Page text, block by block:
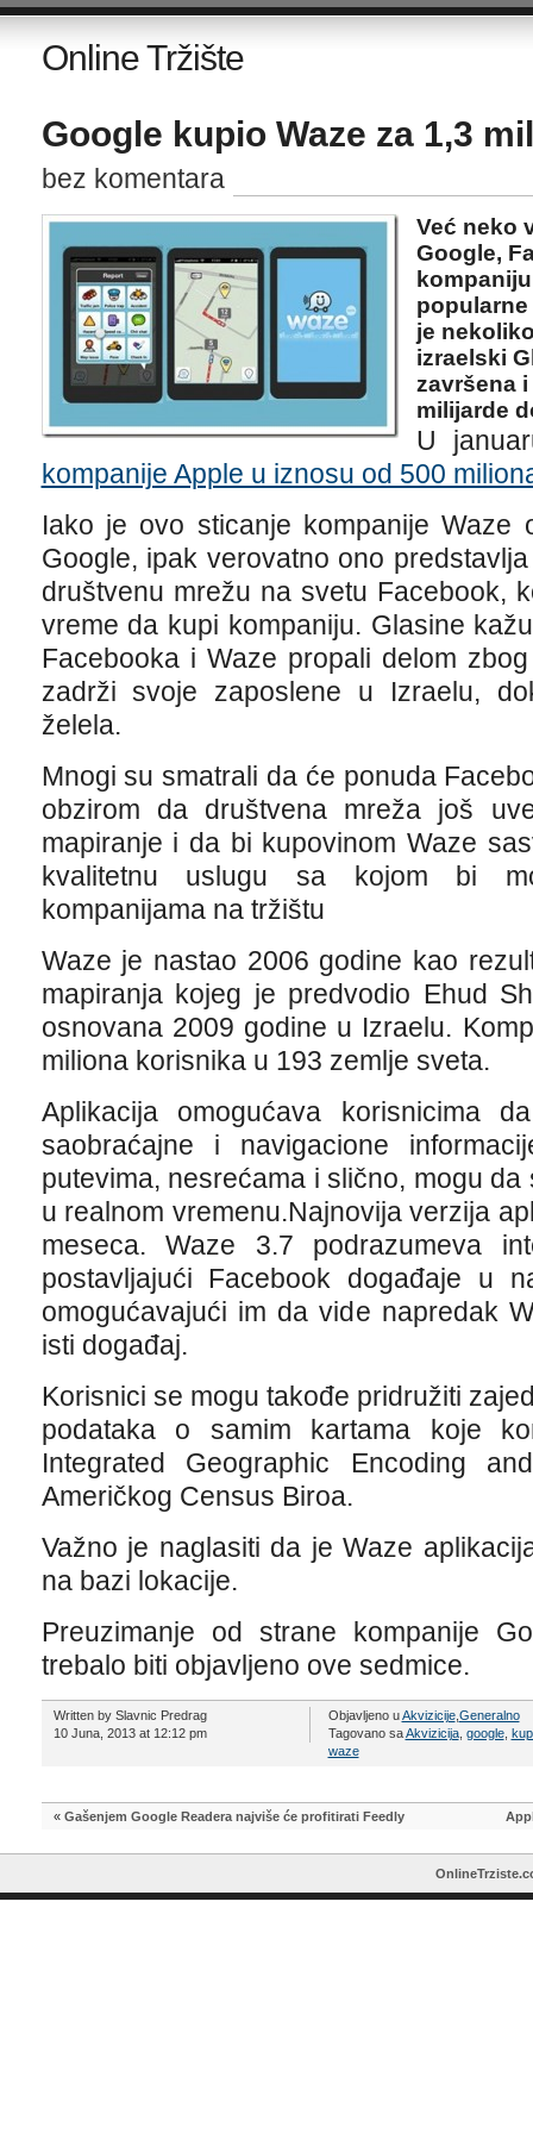
Online Tržište
Google kupio Waze za 1,3
bez komentara
Već neko
Google,
popularne
je
izraelski
završena i
milijarde
U
kompanije Apple u iznosu od 500
Iako je ovo sticanje kompanije Waze
Google, ipak verovatno ono
društvenu mrežu na svetu Facebook,
vreme da kupi kompaniju. Glasine
Facebooka i Waze propali delom
zadrži svoje zaposlene u Izraelu,
želela.
Mnogi su smatrali da će ponuda
obzirom da društvena mreža još
mapiranje i da bi kupovinom Waze
kvalitetnu uslugu sa kojom bi
kompanijama na tržištu
Waze je nastao 2006 godine kao
mapiranja kojeg je predvodio Ehud
osnovana 2009 godine u Izraelu.
miliona korisnika u 193 zemlje sveta.
Aplikacija omogućava korisnicima
saobraćajne i navigacione
putevima, nesrećama i slično, mogu
u realnom vremenu.Najnovija verzija
meseca. Waze 3.7 podrazumeva
postavljajući Facebook događaje u
omogućavajući im da vide napredak
isti događaj.
Korisnici se mogu takođe pridružiti
podataka o samim kartama koje
Integrated Geographic Encoding
Američkog Census Biroa.
Važno je naglasiti da je Waze
na bazi lokacije.
Preuzimanje od strane kompanije
trebalo biti objavljeno ove sedmice.
Written by Slavnic Predrag
10 Juna, 2013 at 12:12 pm
Objavljeno uAkvizicije, Generalno
Tagovano saAkvizicija, google,
waze
« Gašenjem Google Readera najviše će profitirati Feedly